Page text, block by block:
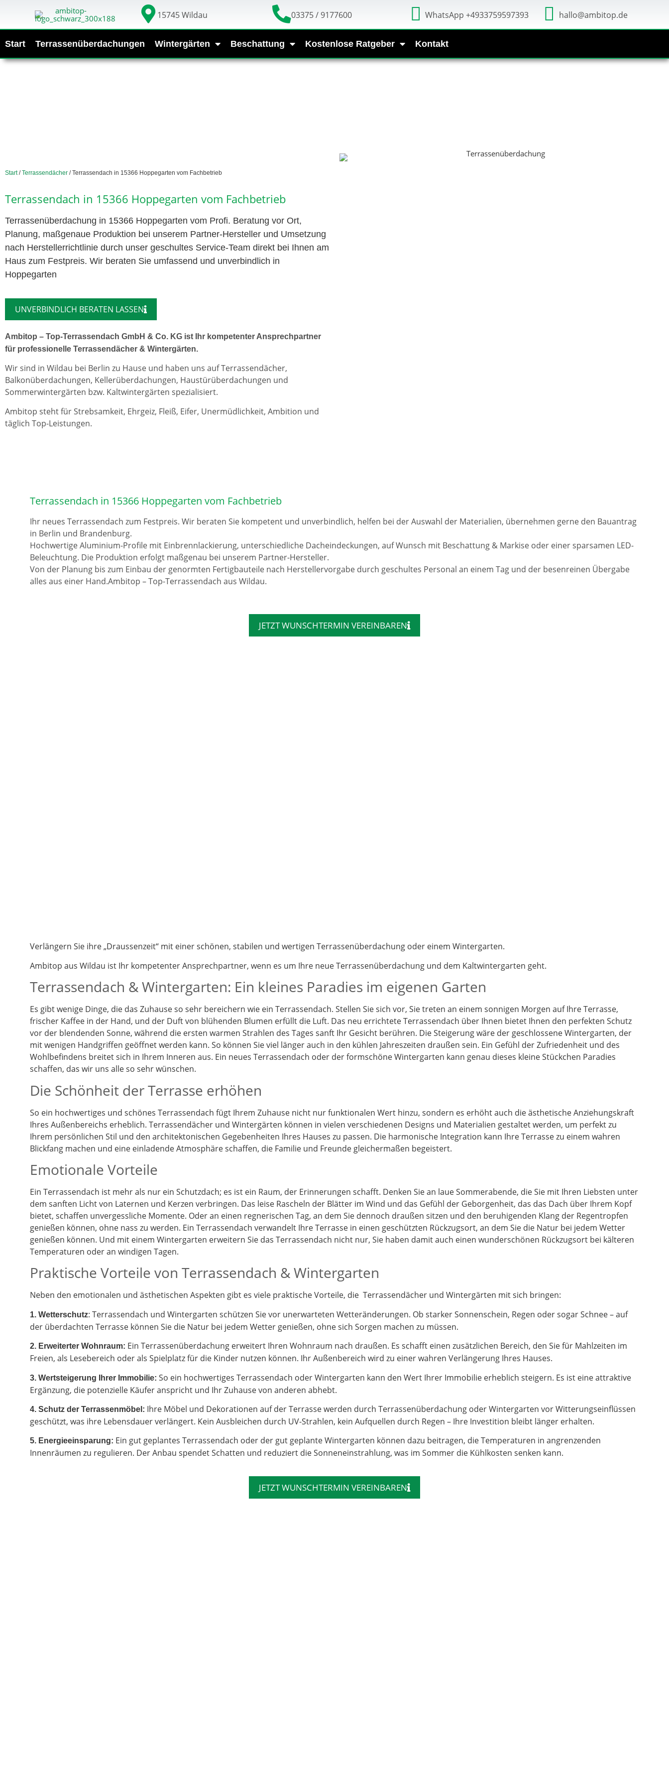
15745 Wildau 03375 / 9177600 WhatsApp +4933759597393 hallo@ambitop.de
Start Terrassenüberdachungen Wintergärten Beschattung Kostenlose Ratgeber Kontakt
Start/Terrassendächer / Terrassendach in 15366 Hoppegarten vom Fachbetrieb
Terrassendach in 15366 Hoppegarten vom Fachbetrieb
Terrassenüberdachung in 15366 Hoppegarten vom Profi. Beratung vor Ort,
Planung, maßgenaue Produktion bei unserem Partner-Hersteller und Umsetzung
nach Herstellerrichtlinie durch unser geschultes Service-Team direkt bei Ihnen am
Haus zum Festpreis. Wir beraten Sie umfassend und unverbindlich in
Hoppegarten
UNVERBINDLICH BERATEN LASSEN
Ambitop – Top-Terrassendach GmbH & Co. KG ist Ihr kompetenter Ansprechpartner
für professionelle Terrassendächer & Wintergärten.
Wir sind in Wildau bei Berlin zu Hause und haben uns auf Terrassendächer,
Balkonüberdachungen, Kellerüberdachungen, Haustürüberdachungen und
Sommerwintergärten bzw. Kaltwintergärten spezialisiert.
Ambitop steht für Strebsamkeit, Ehrgeiz, Fleiß, Eifer, Unermüdlichkeit, Ambition und
täglich Top-Leistungen.
Terrassendach in 15366 Hoppegarten vom Fachbetrieb
Ihr neues Terrassendach zum Festpreis. Wir beraten Sie kompetent und unverbindlich, helfen bei der Auswahl der Materialien, übernehmen gerne den Bauantrag
in Berlin und Brandenburg.
Hochwertige Aluminium-Profile mit Einbrennlackierung, unterschiedliche Dacheindeckungen, auf Wunsch mit Beschattung & Markise oder einer sparsamen LED-
Beleuchtung. Die Produktion erfolgt maßgenau bei unserem Partner-Hersteller.
Von der Planung bis zum Einbau der genormten Fertigbauteile nach Herstellervorgabe durch geschultes Personal an einem Tag und der besenreinen Übergabe
alles aus einer Hand.Ambitop – Top-Terrassendach aus Wildau.
JETZT WUNSCHTERMIN VEREINBAREN
Verlängern Sie ihre „Draussenzeit“ mit einer schönen, stabilen und wertigen Terrassenüberdachung oder einem Wintergarten.
Ambitop aus Wildau ist Ihr kompetenter Ansprechpartner, wenn es um Ihre neue Terrassenüberdachung und dem Kaltwintergarten geht.
Terrassendach & Wintergarten: Ein kleines Paradies im eigenen Garten
Es gibt wenige Dinge, die das Zuhause so sehr bereichern wie ein Terrassendach. Stellen Sie sich vor, Sie treten an einem sonnigen Morgen auf Ihre Terrasse,
frischer Kaffee in der Hand, und der Duft von blühenden Blumen erfüllt die Luft. Das neu errichtete Terrassendach über Ihnen bietet Ihnen den perfekten Schutz
vor der blendenden Sonne, während die ersten warmen Strahlen des Tages sanft Ihr Gesicht berühren. Die Steigerung wäre der geschlossene Wintergarten, der
mit wenigen Handgriffen geöffnet werden kann. So können Sie viel länger auch in den kühlen Jahreszeiten draußen sein. Ein Gefühl der Zufriedenheit und des
Wohlbefindens breitet sich in Ihrem Inneren aus. Ein neues Terrassendach oder der formschöne Wintergarten kann genau dieses kleine Stückchen Paradies
schaffen, das wir uns alle so sehr wünschen.
Die Schönheit der Terrasse erhöhen
So ein hochwertiges und schönes Terrassendach fügt Ihrem Zuhause nicht nur funktionalen Wert hinzu, sondern es erhöht auch die ästhetische Anziehungskraft
Ihres Außenbereichs erheblich. Terrassendächer und Wintergärten können in vielen verschiedenen Designs und Materialien gestaltet werden, um perfekt zu
Ihrem persönlichen Stil und den architektonischen Gegebenheiten Ihres Hauses zu passen. Die harmonische Integration kann Ihre Terrasse zu einem wahren
Blickfang machen und eine einladende Atmosphäre schaffen, die Familie und Freunde gleichermaßen begeistert.
Emotionale Vorteile
Ein Terrassendach ist mehr als nur ein Schutzdach; es ist ein Raum, der Erinnerungen schafft. Denken Sie an laue Sommerabende, die Sie mit Ihren Liebsten unter
dem sanften Licht von Laternen und Kerzen verbringen. Das leise Rascheln der Blätter im Wind und das Gefühl der Geborgenheit, das das Dach über Ihrem Kopf
bietet, schaffen unvergessliche Momente. Oder an einen regnerischen Tag, an dem Sie dennoch draußen sitzen und den beruhigenden Klang der Regentropfen
genießen können, ohne nass zu werden. Ein Terrassendach verwandelt Ihre Terrasse in einen geschützten Rückzugsort, an dem Sie die Natur bei jedem Wetter
genießen können. Und mit einem Wintergarten erweitern Sie das Terrassendach nicht nur, Sie haben damit auch einen wunderschönen Rückzugsort bei kälteren
Temperaturen oder an windigen Tagen.
Praktische Vorteile von Terrassendach & Wintergarten
Neben den emotionalen und ästhetischen Aspekten gibt es viele praktische Vorteile, die Terrassendächer und Wintergärten mit sich bringen:
1. Wetterschutz: Terrassendach und Wintergarten schützen Sie vor unerwarteten Wetteränderungen. Ob starker Sonnenschein, Regen oder sogar Schnee – auf
der überdachten Terrasse können Sie die Natur bei jedem Wetter genießen, ohne sich Sorgen machen zu müssen.
2. Erweiterter Wohnraum: Ein Terrassenüberdachung erweitert Ihren Wohnraum nach draußen. Es schafft einen zusätzlichen Bereich, den Sie für Mahlzeiten im
Freien, als Lesebereich oder als Spielplatz für die Kinder nutzen können. Ihr Außenbereich wird zu einer wahren Verlängerung Ihres Hauses.
3. Wertsteigerung Ihrer Immobilie: So ein hochwertiges Terrassendach oder Wintergarten kann den Wert Ihrer Immobilie erheblich steigern. Es ist eine attraktive
Ergänzung, die potenzielle Käufer anspricht und Ihr Zuhause von anderen abhebt.
4. Schutz der Terrassenmöbel: Ihre Möbel und Dekorationen auf der Terrasse werden durch Terrassenüberdachung oder Wintergarten vor Witterungseinflüssen
geschützt, was ihre Lebensdauer verlängert. Kein Ausbleichen durch UV-Strahlen, kein Aufquellen durch Regen – Ihre Investition bleibt länger erhalten.
5. Energieeinsparung: Ein gut geplantes Terrassendach oder der gut geplante Wintergarten können dazu beitragen, die Temperaturen in angrenzenden
Innenräumen zu regulieren. Der Anbau spendet Schatten und reduziert die Sonneneinstrahlung, was im Sommer die Kühlkosten senken kann.
JETZT WUNSCHTERMIN VEREINBAREN